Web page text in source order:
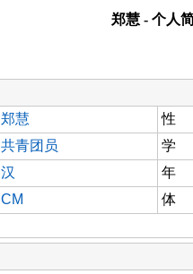
郑慧 - 个人
郑慧
性
共青团员
学
汉
年
CM 体